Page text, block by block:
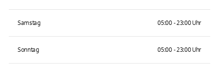
Samstag 05:00 - 23:00 Uhr
Sonntag 05:00 - 23:00 Uhr